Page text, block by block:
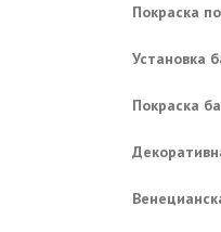
Покраска
Установка
Покраска